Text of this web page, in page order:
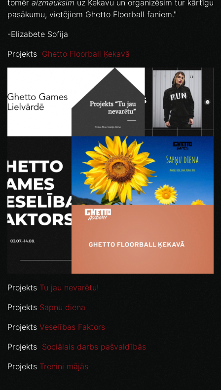
tomēr aizmauksim uz Ķekavu un organizēsim tur kārtīgu
pasākumu, vietējiem Ghetto Floorball faniem."
-Elizabete Sofija
Projekts Ghetto Floorball Ķekavā
Projekts Tu jau nevarētu!
Projekts Sapņu diena
Projekts Veselības Faktors
Projekts Sociālais darbs pašvaldībās
Projekts Treniņi mājās